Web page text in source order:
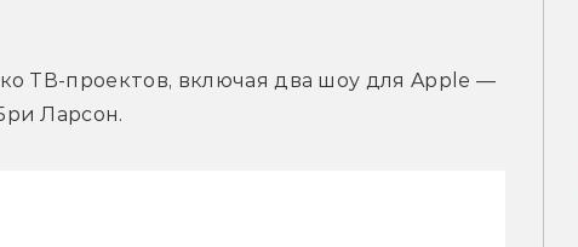
ТВ-проектов, включая два шоу для Apple —
Ларсон.